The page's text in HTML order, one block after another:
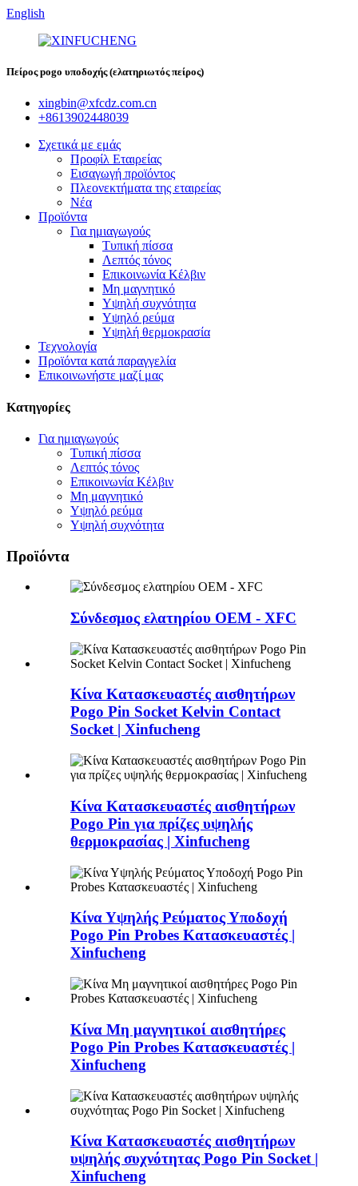
English
Πείρος pogo υποδοχής (ελατηριωτός πείρος)
xingbin@xfcdz.com.cn
+8613902448039
Σχετικά με εμάς
Προφίλ Εταιρείας
Εισαγωγή προϊόντος
Πλεονεκτήματα της εταιρείας
Νέα
Προϊόντα
Για ημιαγωγούς
Τυπική πίσσα
Λεπτός τόνος
Επικοινωνία Κέλβιν
Μη μαγνητικό
Υψηλή συχνότητα
Υψηλό ρεύμα
Υψηλή θερμοκρασία
Τεχνολογία
Προϊόντα κατά παραγγελία
Επικοινωνήστε μαζί μας
Κατηγορίες
Για ημιαγωγούς
Τυπική πίσσα
Λεπτός τόνος
Επικοινωνία Κέλβιν
Μη μαγνητικό
Υψηλό ρεύμα
Υψηλή συχνότητα
Προϊόντα
Σύνδεσμος ελατηρίου OEM - XFC
Κίνα Κατασκευαστές αισθητήρων
Pogo Pin Socket Kelvin Contact
Socket | Xinfucheng
Κίνα Κατασκευαστές αισθητήρων
Pogo Pin για πρίζες υψηλής
θερμοκρασίας | Xinfucheng
Κίνα Υψηλής Ρεύματος Υποδοχή
Pogo Pin Probes Κατασκευαστές |
Xinfucheng
Κίνα Μη μαγνητικοί αισθητήρες
Pogo Pin Probes Κατασκευαστές |
Xinfucheng
Κίνα Κατασκευαστές αισθητήρων
υψηλής συχνότητας Pogo Pin Socket |
Xinfucheng